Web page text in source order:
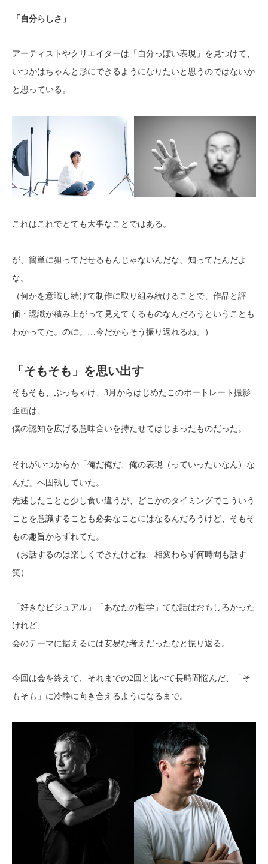
「自分らしさ」
アーティストやクリエイターは「自分っぽい表現」を見つけて、
いつかはちゃんと形にできるようになりたいと思うのではないか
と思っている。
これはこれでとても大事なことではある。
が、簡単に狙ってだせるもんじゃないんだな、知ってたんだよ
な。
（何かを意識し続けて制作に取り組み続けることで、作品と評
価・認識が積み上がって見えてくるものなんだろうということも
わかってた。のに。…今だからそう振り返れるね。）
「そもそも」を思い出す
そもそも、ぶっちゃけ、3月からはじめたこのポートレート撮影
企画は、
僕の認知を広げる意味合いを持たせてはじまったものだった。
それがいつからか「俺だ俺だ、俺の表現（っていったいなん）な
んだ」へ固執していた。
先述したことと少し食い違うが、どこかのタイミングでこういう
ことを意識することも必要なことにはなるんだろうけど、そもそ
もの趣旨からずれてた。
（お話するのは楽しくできたけどね、相変わらず何時間も話す
笑）
「好きなビジュアル」「あなたの哲学」てな話はおもしろかった
けれど、
会のテーマに据えるには安易な考えだったなと振り返る。
今回は会を終えて、それまでの2回と比べて長時間悩んだ、「そ
もそも」に冷静に向き合えるようになるまで。